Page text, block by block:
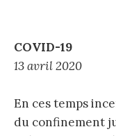
COVID-19
13 avril 2020
En ces temps
du confinement